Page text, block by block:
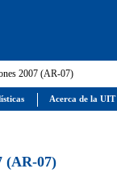
2007 (AR-07)
(AR-07)
Acerca de la UIT